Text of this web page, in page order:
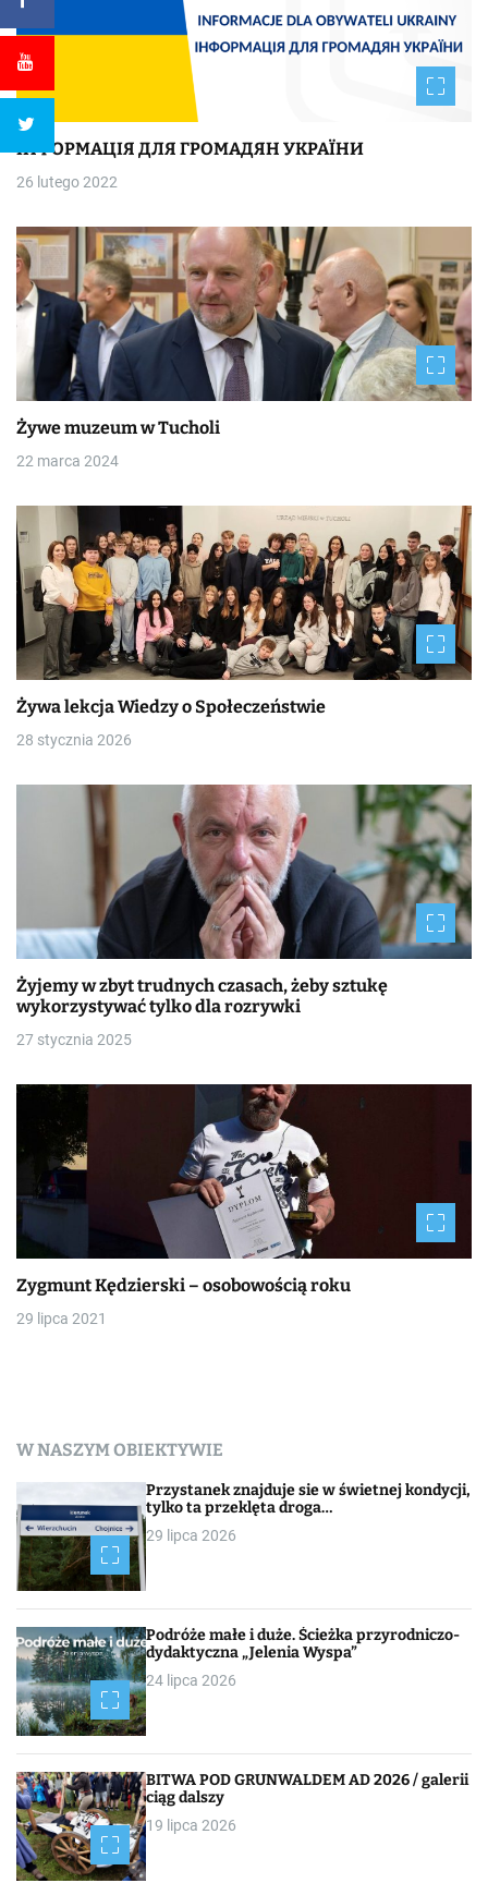
ІНФОРМАЦІЯ ДЛЯ ГРОМАДЯН УКРАЇНИ
26 lutego 2022
Żywe muzeum w Tucholi
22 marca 2024
Żywa lekcja Wiedzy o Społeczeństwie
28 stycznia 2026
Żyjemy w zbyt trudnych czasach, żeby sztukę
wykorzystywać tylko dla rozrywki
27 stycznia 2025
Zygmunt Kędzierski – osobowością roku
29 lipca 2021
W NASZYM OBIEKTYWIE
Przystanek znajduje sie w świetnej kondycji,
tylko ta przeklęta droga…
29 lipca 2026
Podróże małe i duże. Ścieżka przyrodniczo-
dydaktyczna „Jelenia Wyspa”
24 lipca 2026
BITWA POD GRUNWALDEM AD 2026 / galerii
ciąg dalszy
19 lipca 2026